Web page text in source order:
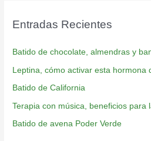
Entradas Recientes
Batido de chocolate, almendras y
Leptina, cómo activar esta hormona
Batido de California
Terapia con música, beneficios para
Batido de avena Poder Verde